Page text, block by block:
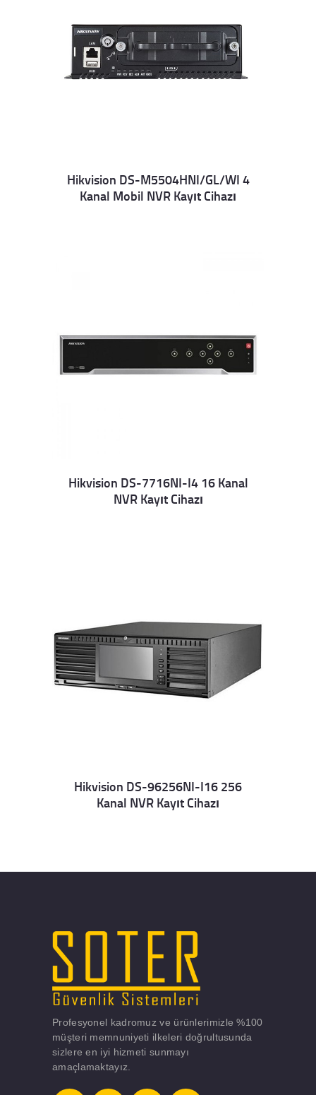
Details
Hikvision DS-M5504HNI/GL/WI 4
Kanal Mobil NVR Kayıt Cihazı
Details
Hikvision DS-7716NI-I4 16 Kanal
NVR Kayıt Cihazı
Details
Hikvision DS-96256NI-I16 256
Kanal NVR Kayıt Cihazı
Profesyonel kadromuz ve ürünlerimizle %100
müşteri memnuniyeti ilkeleri doğrultusunda
sizlere en iyi hizmeti sunmayı
amaçlamaktayız.